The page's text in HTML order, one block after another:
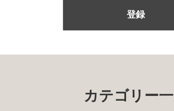
登録
カテゴリー